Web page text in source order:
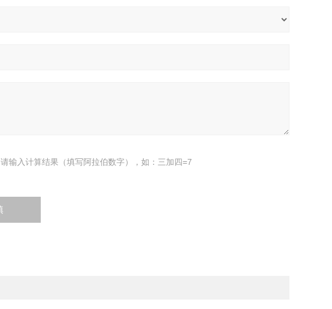
请输入计算结果（填写阿拉伯数字），如：三加四=7